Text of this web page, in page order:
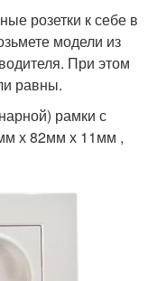
розетки к себе в
модели из
При этом
равны.
рамки с
х 82мм х 11мм ,